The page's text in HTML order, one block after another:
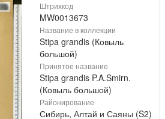
Штрихкод
MW0013673
Название в коллекции
Stipa grandis (Ковыль
большой)
Принятое название
Stipa grandis P.A.Smirn.
(Ковыль большой)
Районирование
Сибирь, Алтай и Саяны (S2)